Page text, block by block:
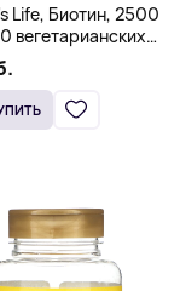
Life, Биотин, 2500
вегетарианских